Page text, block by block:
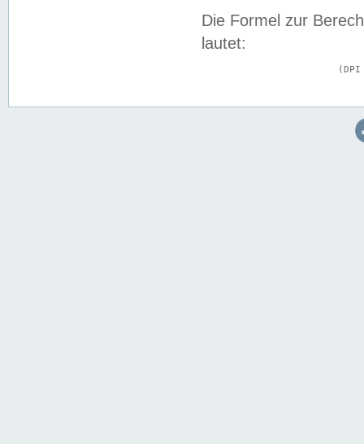
Die Formel zur
lautet: